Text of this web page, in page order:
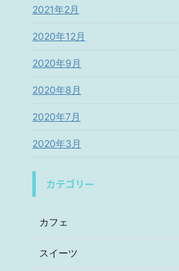
2021年2月
2020年12月
2020年9月
2020年8月
2020年7月
2020年3月
カテゴリー
カフェ
スイーツ